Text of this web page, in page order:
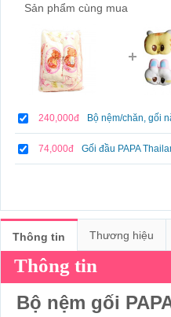
Sản phẩm cùng mua
240,000đ Bộ nệm/chăn, gối
74,000đ Gối đầu PAPA
Thông tin Thương hiệu
Thông tin
Bộ nệm gối